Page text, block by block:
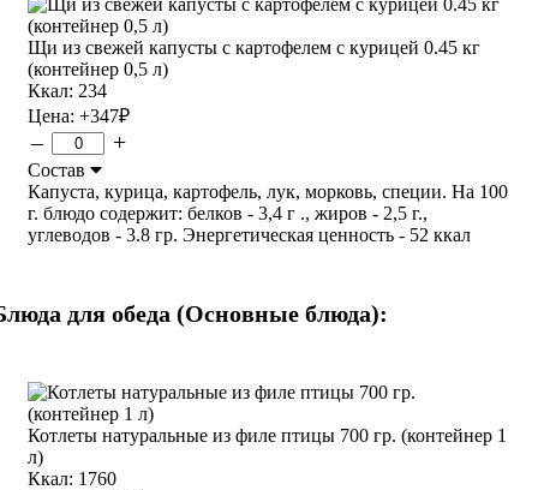
Щи из свежей капусты с картофелем с курицей 0.45 кг
(контейнер 0,5 л)
Ккал: 234
Цена: +347₽
– +
Состав
Капуста, курица, картофель, лук, морковь, специи. На 100
г. блюдо содержит: белков - 3,4 г ., жиров - 2,5 г.,
углеводов - 3.8 гр. Энергетическая ценность - 52 ккал
для обеда (Основные блюда):
Котлеты натуральные из филе птицы 700 гр. (контейнер 1
л)
Ккал: 1760